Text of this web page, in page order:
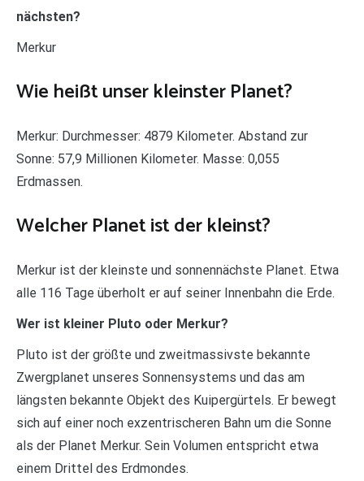
nächsten?
Merkur
Wie heißt unser kleinster Planet?
Merkur: Durchmesser: 4879 Kilometer. Abstand zur
Sonne: 57,9 Millionen Kilometer. Masse: 0,055
Erdmassen.
Welcher Planet ist der kleinst?
Merkur ist der kleinste und sonnennächste Planet. Etwa
alle 116 Tage überholt er auf seiner Innenbahn die Erde.
Wer ist kleiner Pluto oder Merkur?
Pluto ist der größte und zweitmassivste bekannte
Zwergplanet unseres Sonnensystems und das am
längsten bekannte Objekt des Kuipergürtels. Er bewegt
sich auf einer noch exzentrischeren Bahn um die Sonne
als der Planet Merkur. Sein Volumen entspricht etwa
einem Drittel des Erdmondes.